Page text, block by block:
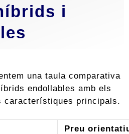
i
una taula comparativa
endollables amb els
característiques principals.
Preu